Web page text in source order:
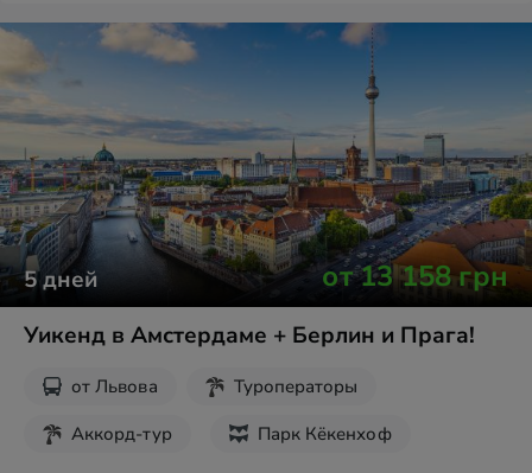
5дней от13 158грн
Уикенд в Амстердаме + Берлин и Прага!
от Львова
Туроператоры
Аккорд-тур
Парк Кёкенхоф